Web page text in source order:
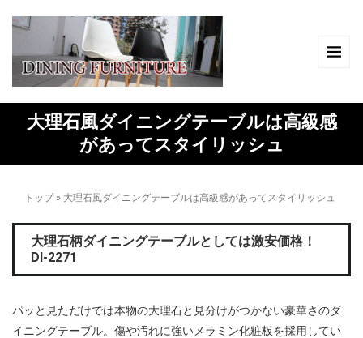
大理石風ダイニングテーブルは高級感
があってスタイリッシュ
トップ» 大理石風ダイニングテーブルは高級感があってスタイリッシュ
大理石柄ダイニングテーブルとしては激安価格！
DI-2271
パッと見ただけでは本物の大理石と見分けがつかない豪華さのダ
イニングテーブル。傷や汚れに強いメラミン化粧板を採用してい